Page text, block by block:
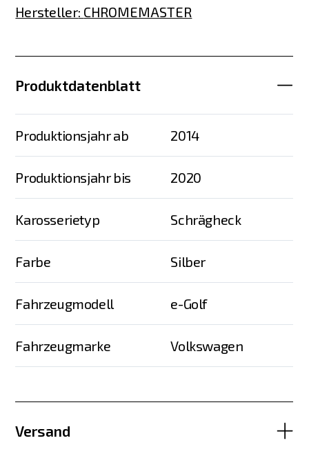
Hersteller: CHROMEMASTER
Produktdatenblatt
Produktionsjahr ab 2014
Produktionsjahr bis 2020
Karosserietyp Schrägheck
Farbe Silber
Fahrzeugmodell e-Golf
Fahrzeugmarke Volkswagen
Versand